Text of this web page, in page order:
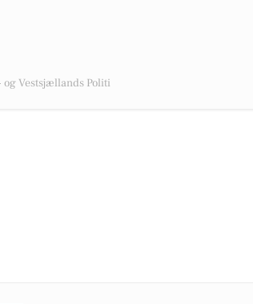
Vestsjællands Politi